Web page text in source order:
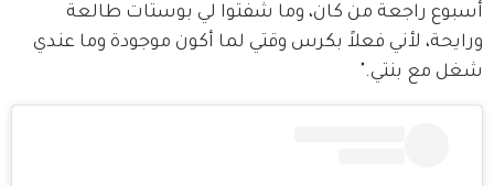
أسبوع راجعة من كان، وما شفتوا لي بوستات طالعة
ورايحة، لأني فعلاً بكرس وقتي لما أكون موجودة وما عندي
شغل مع بنتي."